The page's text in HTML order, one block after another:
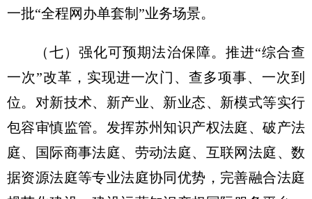
一批“全程网办单套制”业务场景。
（七）强化可预期法治保障。 推进“综合查
一次”改革，实现进一次门、查多项事、一次到
位。对新技术、新产业、新业态、新模式等实行
包容审慎监管。发挥苏州知识产权法庭、破产法
庭、国际商事法庭、劳动法庭、互联网法庭、数
据资源法庭等专业法庭协同优势，完善融合法庭